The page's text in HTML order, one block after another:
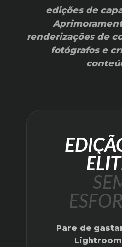
edições de
renderizações de
fotógrafos e
Pare de